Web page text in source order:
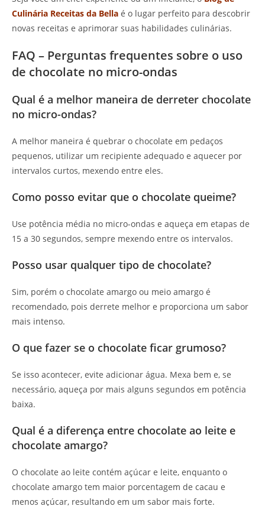
Culinária Receitas da Bella é o lugar perfeito para descobrir
novas receitas e aprimorar suas habilidades culinárias.
FAQ – Perguntas frequentes sobre o uso
de chocolate no micro-ondas
Qual é a melhor maneira de derreter chocolate
no micro-ondas?
A melhor maneira é quebrar o chocolate em pedaços
pequenos, utilizar um recipiente adequado e aquecer por
intervalos curtos, mexendo entre eles.
Como posso evitar que o chocolate queime?
Use potência média no micro-ondas e aqueça em etapas de
15 a 30 segundos, sempre mexendo entre os intervalos.
Posso usar qualquer tipo de chocolate?
Sim, porém o chocolate amargo ou meio amargo é
recomendado, pois derrete melhor e proporciona um sabor
mais intenso.
O que fazer se o chocolate ficar grumoso?
Se isso acontecer, evite adicionar água. Mexa bem e, se
necessário, aqueça por mais alguns segundos em potência
baixa.
Qual é a diferença entre chocolate ao leite e
chocolate amargo?
O chocolate ao leite contém açúcar e leite, enquanto o
chocolate amargo tem maior porcentagem de cacau e
menos açúcar, resultando em um sabor mais forte.